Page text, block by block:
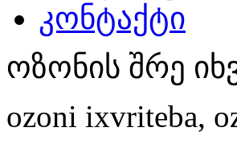
კონტაქტი
ოზონის შრე
ozoni ixvriteba,